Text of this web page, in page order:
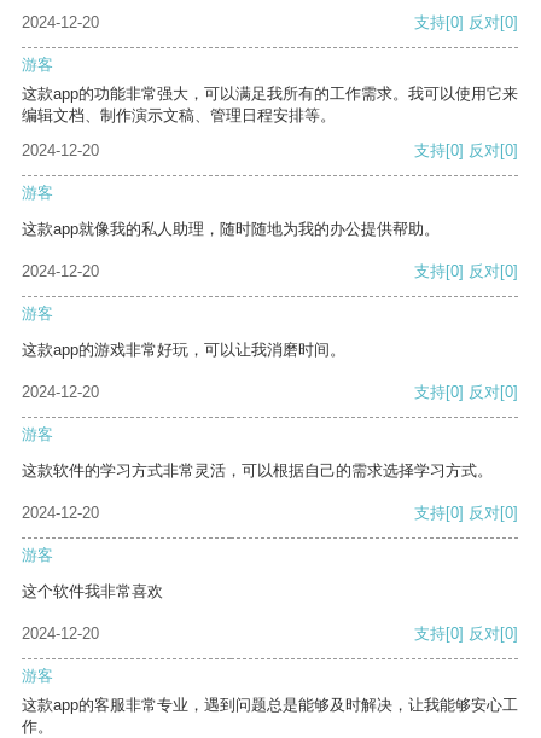
2024-12-20
支持[0] 反对[0]
游客
这款app的功能非常强大，可以满足我所有的工作需求。我可以使用它来
编辑文档、制作演示文稿、管理日程安排等。
2024-12-20
支持[0] 反对[0]
游客
这款app就像我的私人助理，随时随地为我的办公提供帮助。
2024-12-20 支持[0] 反对[0]
游客
这款app的游戏非常好玩，可以让我消磨时间。
2024-12-20 支持[0] 反对[0]
游客
这款软件的学习方式非常灵活，可以根据自己的需求选择学习方式。
2024-12-20 支持[0] 反对[0]
游客
这个软件我非常喜欢
2024-12-20 支持[0] 反对[0]
游客
这款app的客服非常专业，遇到问题总是能够及时解决，让我能够安心工
作。